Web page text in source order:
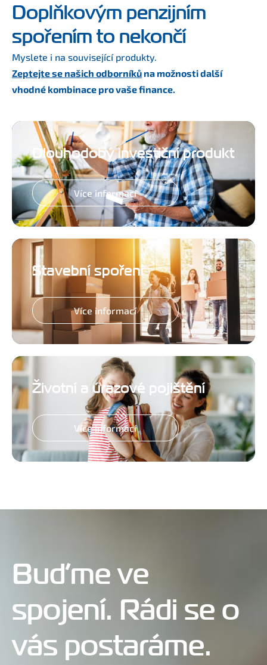
Doplňkovým penzijním
spořením to nekončí
Myslete i na související produkty.
Zeptejte se našich odborníků na možnosti další
vhodné kombinace pro vaše finance.
Dlouhodobý investiční produkt
Více informací
Stavební spoření
Více informací
Životní a úrazové pojištění
Více informací
Buďme ve
spojení. Rádi se o
vás postaráme.